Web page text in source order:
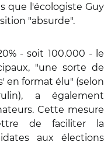
que l'écologiste Guy
"absurde".
- soit 100.000 - le
"une sorte de
en format élu" (selon
a également
Cette mesure
de faciliter la
aux élections